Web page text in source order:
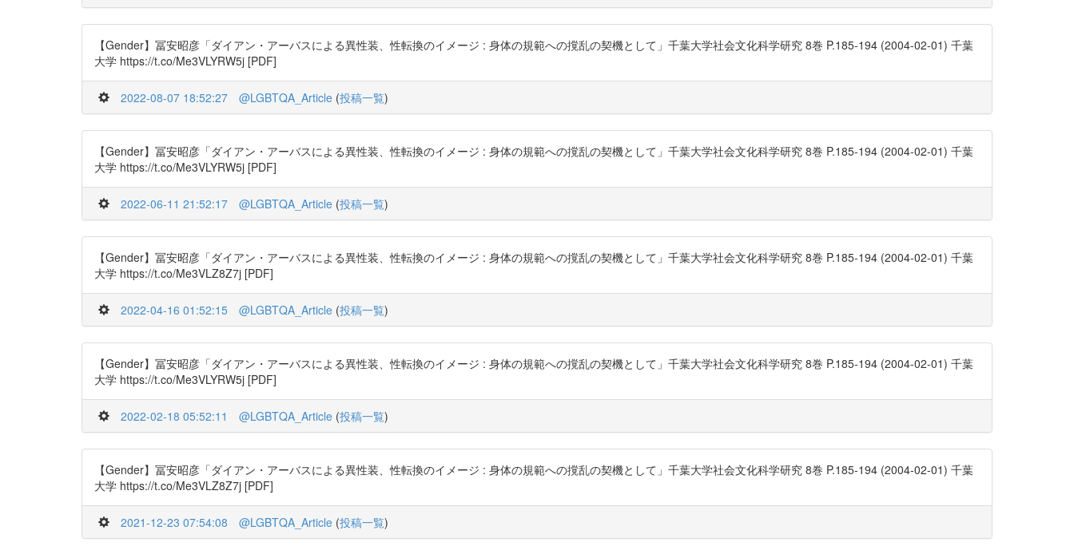
【Gender】冨安昭彦「ダイアン・アーバスによる異性装、性転換のイメージ : 身体の規範への撹乱の契機として」千葉大学社会文化科学研究 8巻 P.185-194 (2004-02-01) 千葉
大学 https://t.co/Me3VLYRW5j [PDF]
2022-08-07 18:52:27 @LGBTQA_Article (投稿一覧)
【Gender】冨安昭彦「ダイアン・アーバスによる異性装、性転換のイメージ : 身体の規範への撹乱の契機として」千葉大学社会文化科学研究 8巻 P.185-194 (2004-02-01) 千葉
大学 https://t.co/Me3VLYRW5j [PDF]
2022-06-11 21:52:17 @LGBTQA_Article (投稿一覧)
【Gender】冨安昭彦「ダイアン・アーバスによる異性装、性転換のイメージ : 身体の規範への撹乱の契機として」千葉大学社会文化科学研究 8巻 P.185-194 (2004-02-01) 千葉
大学 https://t.co/Me3VLZ8Z7j [PDF]
2022-04-16 01:52:15 @LGBTQA_Article (投稿一覧)
【Gender】冨安昭彦「ダイアン・アーバスによる異性装、性転換のイメージ : 身体の規範への撹乱の契機として」千葉大学社会文化科学研究 8巻 P.185-194 (2004-02-01) 千葉
大学 https://t.co/Me3VLYRW5j [PDF]
2022-02-18 05:52:11 @LGBTQA_Article (投稿一覧)
【Gender】冨安昭彦「ダイアン・アーバスによる異性装、性転換のイメージ : 身体の規範への撹乱の契機として」千葉大学社会文化科学研究 8巻 P.185-194 (2004-02-01) 千葉
大学 https://t.co/Me3VLZ8Z7j [PDF]
2021-12-23 07:54:08 @LGBTQA_Article (投稿一覧)